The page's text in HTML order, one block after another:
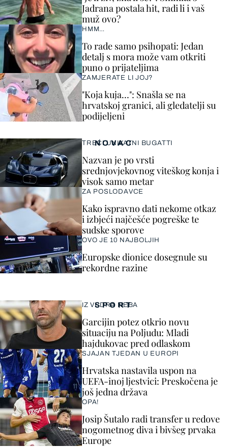
Jadrana postala hit, radi li i vaš
muž ovo?
HMM…
To rade samo psihopati: Jedan
detalj s mora može vam otkriti
puno o prijateljima
ZAMJERATE LI JOJ?
"Koja kuja…": Snašla se na
hrvatskoj granici, ali gledatelji su
podijeljeni
SPORT
IZ VEDRA NEBA
Garcijin potez otkrio novu
situaciju na Poljudu: Mladi
hajdukovac pred odlaskom
SJAJAN TJEDAN U EUROPI
Hrvatska nastavila uspon na
UEFA-inoj ljestvici: Preskočena je
još jedna država
OPA!
Josip Šutalo radi transfer u redove
nogometnog diva i bivšeg prvaka
Europe
NOVAC
TREĆI UNIKATNI BUGATTI
Nazvan je po vrsti
srednjovjekovnog viteškog konja i
visok samo metar
ZA POSLODAVCE
Kako ispravno dati nekome otkaz
i izbjeći najčešće pogreške te
sudske sporove
OVO JE 10 NAJBOLJIH
Europske dionice dosegnule su
rekordne razine